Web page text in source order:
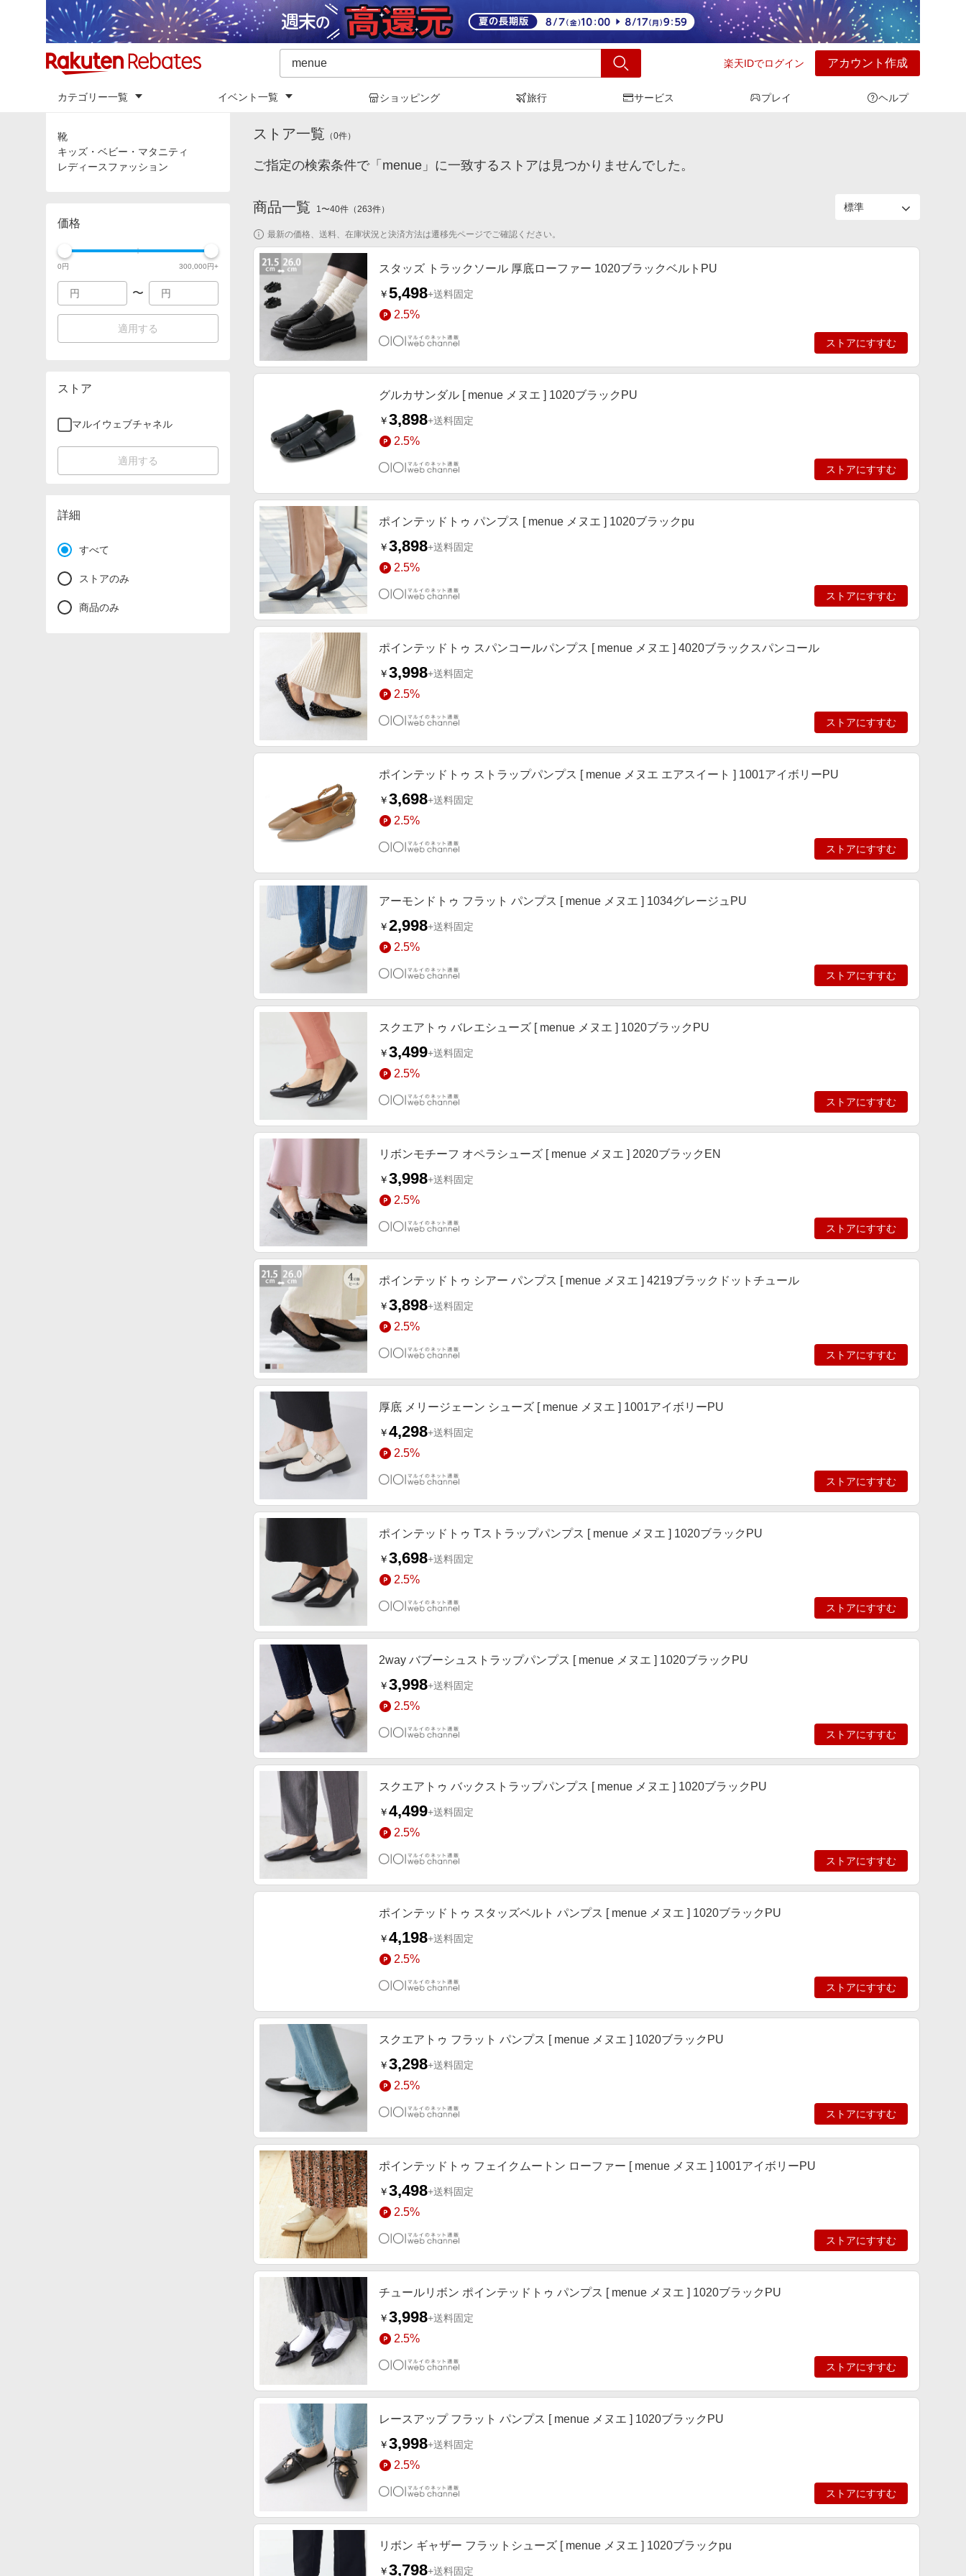
楽天IDでログイン アカウント作成
カテゴリー一覧 イベント一覧 ショッピング 旅行 サービス プレイ ヘルプ
カテゴリ
靴
キッズ・ベビー・マタニティ
レディースファッション
価格
0円 300,000円+
〜
適用する
ストア
マルイウェブチャネル
適用する
詳細
すべて
ストアのみ
商品のみ
トップ 」の検索結果
ストア一覧 （0件）
ご指定の検索条件で「menue」に一致するストアは見つかりませんでした。
商品一覧 1〜40件 （263件）
最新の価格、送料、在庫状況と決済方法は遷移先ページでご確認ください。
スタッズ トラックソール 厚底ローファー 1020ブラックベルトPU
￥5,498+送料固定
2.5%
ストアにすすむ
グルカサンダル [ menue メヌエ ] 1020ブラックPU
￥3,898+送料固定
2.5%
ストアにすすむ
ポインテッドトゥ パンプス [ menue メヌエ ] 1020ブラックpu
￥3,898+送料固定
2.5%
ストアにすすむ
ポインテッドトゥ スパンコールパンプス [ menue メヌエ ] 4020ブラックスパンコール
￥3,998+送料固定
2.5%
ストアにすすむ
ポインテッドトゥ ストラップパンプス [ menue メヌエ エアスイート ] 1001アイボリーPU
￥3,698+送料固定
2.5%
ストアにすすむ
アーモンドトゥ フラット パンプス [ menue メヌエ ] 1034グレージュPU
￥2,998+送料固定
2.5%
ストアにすすむ
スクエアトゥ バレエシューズ [ menue メヌエ ] 1020ブラックPU
￥3,499+送料固定
2.5%
ストアにすすむ
リボンモチーフ オペラシューズ [ menue メヌエ ] 2020ブラックEN
￥3,998+送料固定
2.5%
ストアにすすむ
ポインテッドトゥ シアー パンプス [ menue メヌエ ] 4219ブラックドットチュール
￥3,898+送料固定
2.5%
ストアにすすむ
厚底 メリージェーン シューズ [ menue メヌエ ] 1001アイボリーPU
￥4,298+送料固定
2.5%
ストアにすすむ
ポインテッドトゥ Tストラップパンプス [ menue メヌエ ] 1020ブラックPU
￥3,698+送料固定
2.5%
ストアにすすむ
2way バブーシュストラップパンプス [ menue メヌエ ] 1020ブラックPU
￥3,998+送料固定
2.5%
ストアにすすむ
スクエアトゥ バックストラップパンプス [ menue メヌエ ] 1020ブラックPU
￥4,499+送料固定
2.5%
ストアにすすむ
ポインテッドトゥ スタッズベルト パンプス [ menue メヌエ ] 1020ブラックPU
￥4,198+送料固定
2.5%
ストアにすすむ
スクエアトゥ フラット パンプス [ menue メヌエ ] 1020ブラックPU
￥3,298+送料固定
2.5%
ストアにすすむ
ポインテッドトゥ フェイクムートン ローファー [ menue メヌエ ] 1001アイボリーPU
￥3,498+送料固定
2.5%
ストアにすすむ
チュールリボン ポインテッドトゥ パンプス [ menue メヌエ ] 1020ブラックPU
￥3,998+送料固定
2.5%
ストアにすすむ
レースアップ フラット パンプス [ menue メヌエ ] 1020ブラックPU
￥3,998+送料固定
2.5%
ストアにすすむ
リボン ギャザー フラットシューズ [ menue メヌエ ] 1020ブラックpu
￥3,798+送料固定